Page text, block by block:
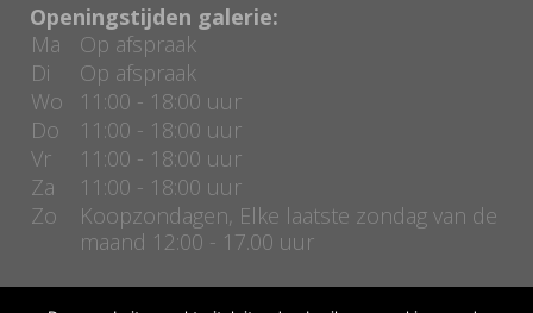
Openingstijden galerie:
Ma
Op afspraak
Di
Op afspraak
Wo
11:00 - 18:00 uur
Do
11:00 - 18:00 uur
Vr
11:00 - 18:00 uur
Za
11:00 - 18:00 uur
Zo
Koopzondagen, Elke laatste zondag van de
maand 12:00 - 17.00 uur